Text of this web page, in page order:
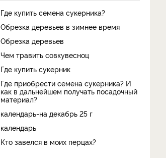
Где купить семена сукерника?
Обрезка деревьев в зимнее время
Обрезка деревьев
Чем травить совкувесноц
Где купить сукерник
Где приобрести семена сукерника? И
как в дальнейшем получать посадочный
материал?
календарь-на декабрь 25 г
календарь
Кто завелся в моих перцах?